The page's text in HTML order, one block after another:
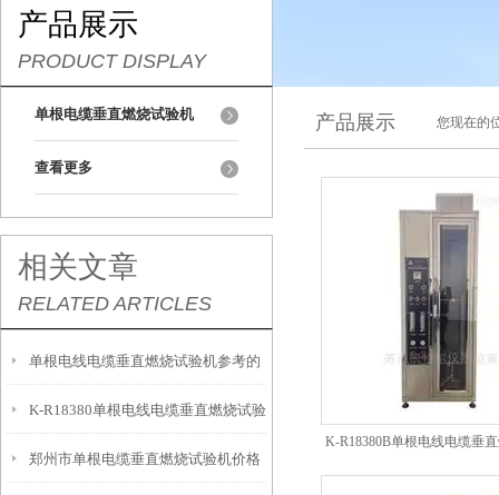
产品展示
PRODUCT DISPLAY
单根电缆垂直燃烧试验机
查看更多
相关文章
RELATED ARTICLES
单根电线电缆垂直燃烧试验机参考的
标准有哪些？
K-R18380单根电线电缆垂直燃烧试验
机维护保养和特点
郑州市单根电缆垂直燃烧试验机价格
产品展示 您现在的
K-R18380B单根电线电缆垂
（触摸屏控制）